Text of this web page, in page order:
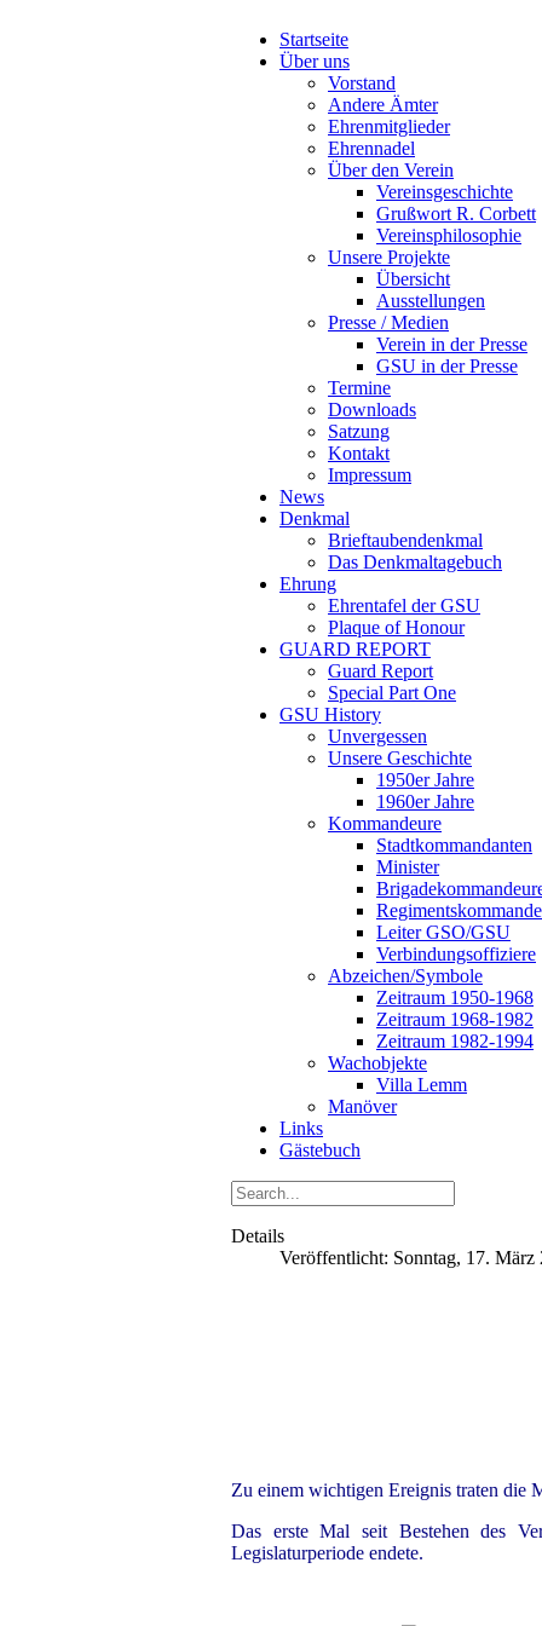
Startseite
Über uns
Vorstand
Andere Ämter
Ehrenmitglieder
Ehrennadel
Über den Verein
Vereinsgeschichte
Grußwort R. Corbett
Vereinsphilosophie
Unsere Projekte
Übersicht
Ausstellungen
Presse / Medien
Verein in der Presse
GSU in der Presse
Termine
Downloads
Satzung
Kontakt
Impressum
News
Denkmal
Brieftaubendenkmal
Das Denkmaltagebuch
Ehrung
Ehrentafel der GSU
Plaque of Honour
GUARD REPORT
Guard Report
Special Part One
GSU History
Unvergessen
Unsere Geschichte
1950er Jahre
1960er Jahre
Kommandeure
Stadtkommandanten
Minister
Leiter GSO/GSU
Verbindungsoffiziere
Abzeichen/Symbole
Zeitraum 1950-1968
Zeitraum 1968-1982
Zeitraum 1982-1994
Wachobjekte
Villa Lemm
Manöver
Links
Gästebuch
Details
Veröffentlicht: Sonntag, 17. März
Zu einem wichtigen Ereignis traten die
Das erste Mal seit Bestehen des
Legislaturperiode endete.